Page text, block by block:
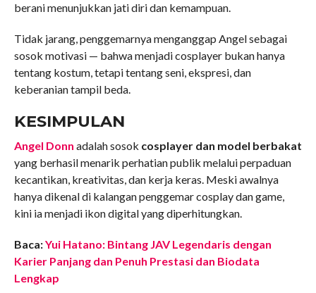
berani menunjukkan jati diri dan kemampuan.
Tidak jarang, penggemarnya menganggap Angel sebagai
sosok motivasi — bahwa menjadi cosplayer bukan hanya
tentang kostum, tetapi tentang seni, ekspresi, dan
keberanian tampil beda.
KESIMPULAN
Angel Donn adalah sosok cosplayer dan model berbakat
yang berhasil menarik perhatian publik melalui perpaduan
kecantikan, kreativitas, dan kerja keras. Meski awalnya
hanya dikenal di kalangan penggemar cosplay dan game,
kini ia menjadi ikon digital yang diperhitungkan.
Baca:Yui Hatano: Bintang JAV Legendaris dengan
Karier Panjang dan Penuh Prestasi dan Biodata
Lengkap